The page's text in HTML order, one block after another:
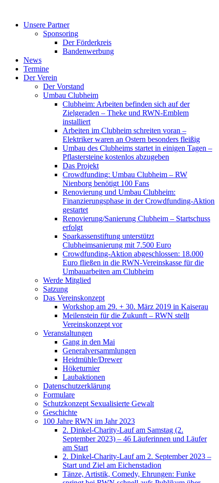
springenUnsere Partner
Sponsoring
Der Förderkreis
Bandenwerbung
News
Termine
Der Verein
Der Vorstand
Umbau Clubheim
Clubheim: Arbeiten befinden sich auf der
Zielgeraden – Theke und RWN-Emblem
installiert
Arbeiten im Clubheim schreiten voran –
Elektriker waren an Ostern besonders fleißig
Umbau des Clubheims startet in einigen Tagen –
Pflastersteine kostenlos abzugeben
Das Projekt
Crowdfunding: Umbau Clubheim – RW
Nienborg benötigt 100 Fans
Renovierung und Umbau Clubheim:
Finanzierungsphase in der Crowdfunding-Aktion
gestartet
Renovierung/Sanierung Clubheim – Startschuss
erfolgt
Sparkassenstiftung unterstützt
Clubheimsanierung mit 7.500 Euro
Crowdfunding-Aktion abgeschlossen: 18.000
Euro fließen in die RWN-Vereinskasse für die
Umbauarbeiten am Clubheim
Werde Mitglied
Satzung
Das Vereinskonzept
Workshop am 29. + 30. März 2019 in Kaiserau
Meilenstein für die Zukunft – RWN stellt
Vereinskonzept vor
Veranstaltungen
Gang in den Mai
Generalversammlungen
Heidmühle/Drewer
Höketurnier
Laubaktionen
Datenschutzerklärung
Formulare
Schutzkonzept Sexualisierte Gewalt
Geschichte
100 Jahre RWN im Jahr 2023
2. Dinkel-Charity-Lauf am Samstag (2.
September 2023) – 46 Läuferinnen und Läufer
am Start
2. Dinkel-Charity-Lauf am 2. September 2023 –
Start und Ziel am Eichenstadion
Tänze, Artistik, Comedy, Ehrungen: Funke